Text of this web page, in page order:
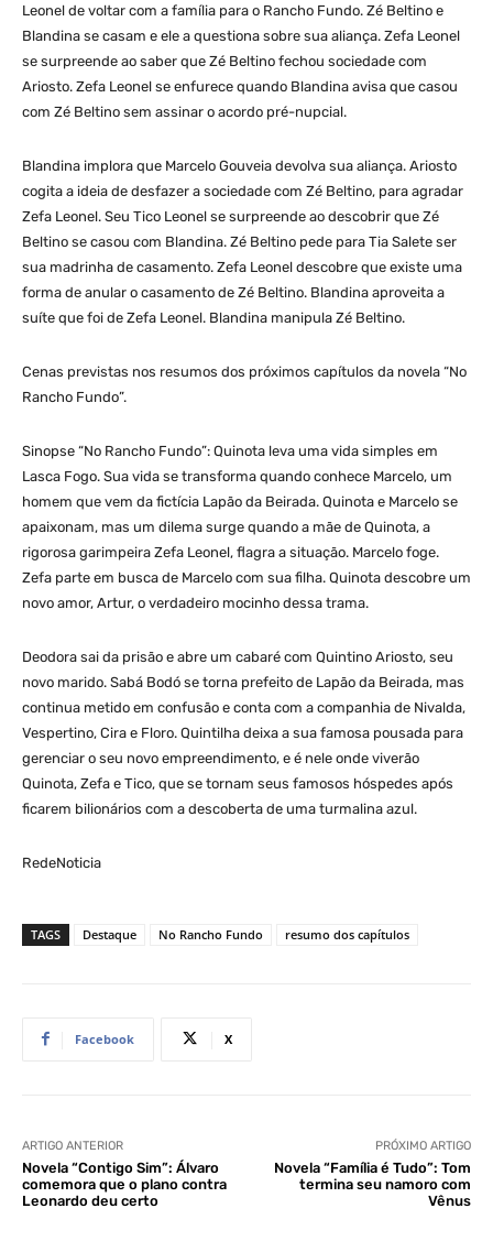
Leonel de voltar com a família para o Rancho Fundo. Zé Beltino e
Blandina se casam e ele a questiona sobre sua aliança. Zefa Leonel
se surpreende ao saber que Zé Beltino fechou sociedade com
Ariosto. Zefa Leonel se enfurece quando Blandina avisa que casou
com Zé Beltino sem assinar o acordo pré-nupcial.
Blandina implora que Marcelo Gouveia devolva sua aliança. Ariosto
cogita a ideia de desfazer a sociedade com Zé Beltino, para agradar
Zefa Leonel. Seu Tico Leonel se surpreende ao descobrir que Zé
Beltino se casou com Blandina. Zé Beltino pede para Tia Salete ser
sua madrinha de casamento. Zefa Leonel descobre que existe uma
forma de anular o casamento de Zé Beltino. Blandina aproveita a
suíte que foi de Zefa Leonel. Blandina manipula Zé Beltino.
Cenas previstas nos resumos dos próximos capítulos da novela “No
Rancho Fundo”.
Sinopse “No Rancho Fundo”: Quinota leva uma vida simples em
Lasca Fogo. Sua vida se transforma quando conhece Marcelo, um
homem que vem da fictícia Lapão da Beirada. Quinota e Marcelo se
apaixonam, mas um dilema surge quando a mãe de Quinota, a
rigorosa garimpeira Zefa Leonel, flagra a situação. Marcelo foge.
Zefa parte em busca de Marcelo com sua filha. Quinota descobre um
novo amor, Artur, o verdadeiro mocinho dessa trama.
Deodora sai da prisão e abre um cabaré com Quintino Ariosto, seu
novo marido. Sabá Bodó se torna prefeito de Lapão da Beirada, mas
continua metido em confusão e conta com a companhia de Nivalda,
Vespertino, Cira e Floro. Quintilha deixa a sua famosa pousada para
gerenciar o seu novo empreendimento, e é nele onde viverão
Quinota, Zefa e Tico, que se tornam seus famosos hóspedes após
ficarem bilionários com a descoberta de uma turmalina azul.
RedeNoticia
TAGS Destaque No Rancho Fundo resumo dos capítulos
Facebook X
ARTIGO ANTERIOR
Novela “Contigo Sim”: Álvaro
comemora que o plano contra
Leonardo deu certo
PRÓXIMO ARTIGO
Novela “Família é Tudo”: Tom
termina seu namoro com
Vênus